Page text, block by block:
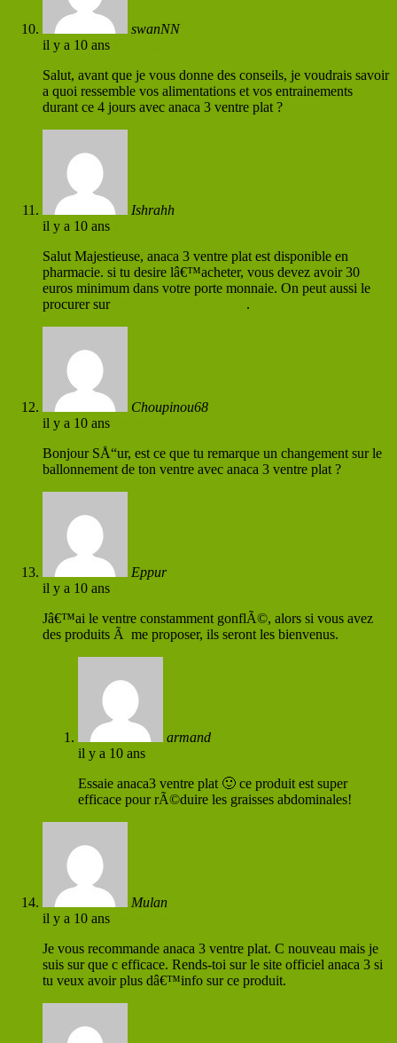
swanNN
il y a 10 ans
Salut, avant que je vous donne des conseils, je voudrais savoir
a quoi ressemble vos alimentations et vos entrainements
durant ce 4 jours avec anaca 3 ventre plat ?
Ishrahh
il y a 10 ans
Salut Majestieuse, anaca 3 ventre plat est disponible en
pharmacie. si tu desire lâ€™acheter, vous devez avoir 30
euros minimum dans votre porte monnaie. On peut aussi le
procurer sur
.
Choupinou68
il y a 10 ans
Bonjour SÅ“ur, est ce que tu remarque un changement sur le
ballonnement de ton ventre avec anaca 3 ventre plat ?
Eppur
il y a 10 ans
Jâ€™ai le ventre constamment gonflÃ©, alors si vous avez
des produits Ã me proposer, ils seront les bienvenus.
armand
il y a 10 ans
Essaie anaca3 ventre plat 🙂 ce produit est super
efficace pour rÃ©duire les graisses abdominales!
Mulan
il y a 10 ans
Je vous recommande anaca 3 ventre plat. C nouveau mais je
suis sur que c efficace. Rends-toi sur le site officiel anaca 3 si
tu veux avoir plus dâ€™info sur ce produit.